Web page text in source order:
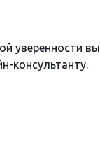
уверенности вы
консультанту.